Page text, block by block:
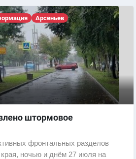
Арсеньев
штормовое
фронтальных разделов
ночью и днём 27 июля на